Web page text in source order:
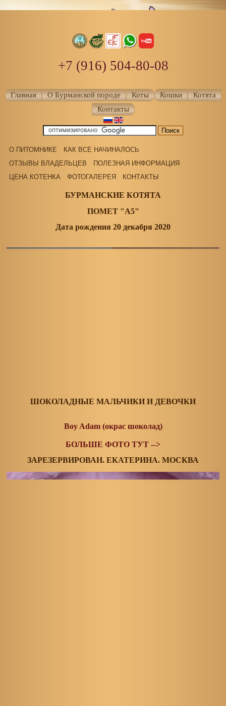
+7 (916) 504-80-08
Главная О Бурманской породе Коты Кошки
Котята
Контакты
О ПИТОМНИКЕ
КАК ВСЕ НАЧИНАЛОСЬ
ОТЗЫВЫ ВЛАДЕЛЬЦЕВ
ПОЛЕЗНАЯ ИНФОРМАЦИЯ
ЦЕНА КОТЕНКА
ФОТОГАЛЕРЕЯ КОНТАКТЫ
БУРМАНСКИЕ КОТЯТА
ПОМЕТ "A5"
Дата рождения 20 декабря 2020
ШОКОЛАДНЫЕ МАЛЬЧИКИ И ДЕВОЧКИ
Boy Adam (окрас шоколад)
БОЛЬШЕ ФОТО ТУТ -->
ЗАРЕЗЕРВИРОВАН. ЕКАТЕРИНА. МОСКВА